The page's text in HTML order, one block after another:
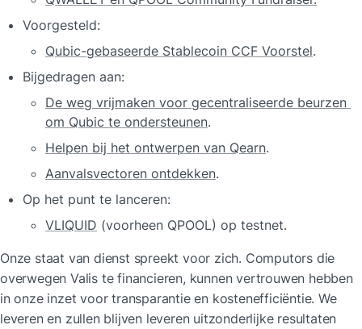
Voorgesteld:
Qubic-gebaseerde Stablecoin CCF Voorstel.
Bijgedragen aan:
De weg vrijmaken voor gecentraliseerde beurzen
om Qubic te ondersteunen.
Helpen bij het ontwerpen van Qearn.
Aanvalsvectoren ontdekken.
Op het punt te lanceren:
VLIQUID (voorheen QPOOL) op testnet.
Onze staat van dienst spreekt voor zich. Computors die
overwegen Valis te financieren, kunnen vertrouwen hebben
in onze inzet voor transparantie en kostenefficiëntie. We
leveren en zullen blijven leveren uitzonderlijke resultaten